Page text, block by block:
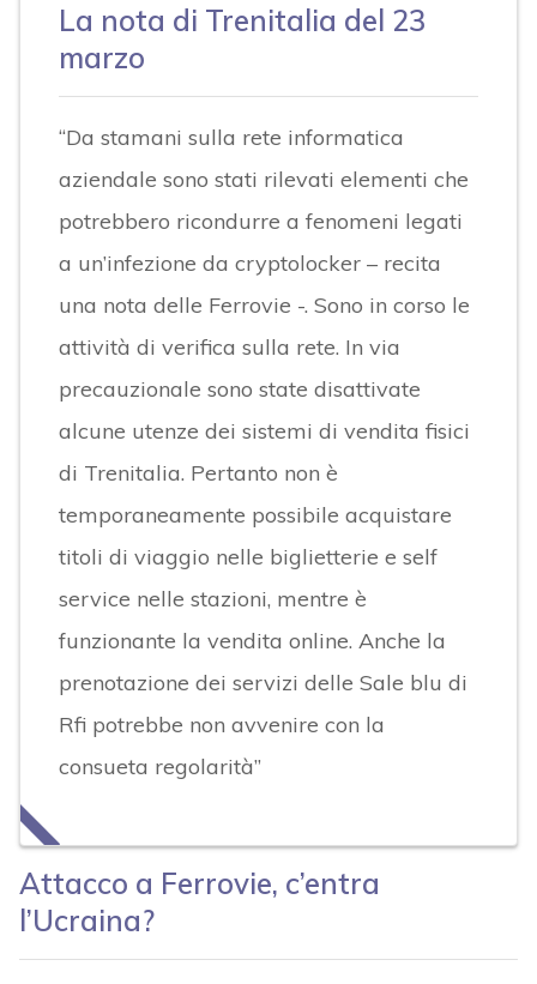
La nota di Trenitalia del 23
marzo
“Da stamani sulla rete informatica
aziendale sono stati rilevati elementi che
potrebbero ricondurre a fenomeni legati
a un’infezione da cryptolocker – recita
una nota delle Ferrovie -. Sono in corso le
attività di verifica sulla rete. In via
precauzionale sono state disattivate
alcune utenze dei sistemi di vendita fisici
di Trenitalia. Pertanto non è
temporaneamente possibile acquistare
titoli di viaggio nelle biglietterie e self
service nelle stazioni, mentre è
funzionante la vendita online. Anche la
prenotazione dei servizi delle Sale blu di
Rfi potrebbe non avvenire con la
consueta regolarità”
Attacco a Ferrovie, c’entra
l’Ucraina?